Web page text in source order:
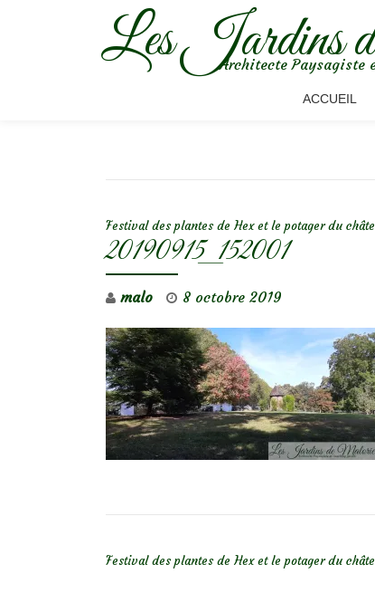
Les Jardins
Architecte Paysagiste
ACCUEIL
Festival des plantes de Hex et le potager du
20190915_152001
malo 8 octobre 2019
Festival des plantes de Hex et le potager du